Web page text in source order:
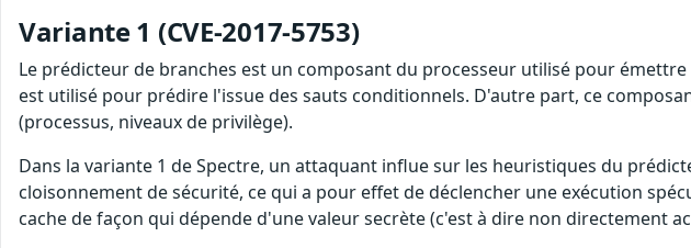
Variante 1 (CVE-2017-5753)
Le prédicteur de branches est un composant du processeur utilisé pour
est utilisé pour prédire l'issue des sauts conditionnels. D'autre part, ce
(processus, niveaux de privilège).
Dans la variante 1 de Spectre, un attaquant influe sur les heuristiques du
cloisonnement de sécurité, ce qui a pour effet de déclencher une exécution
cache de façon qui dépende d'une valeur secrète (c'est à dire non directement